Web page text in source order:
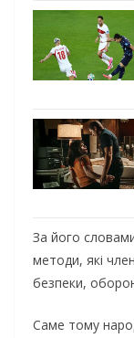
За його
методи, які
безпеки,
Саме тому